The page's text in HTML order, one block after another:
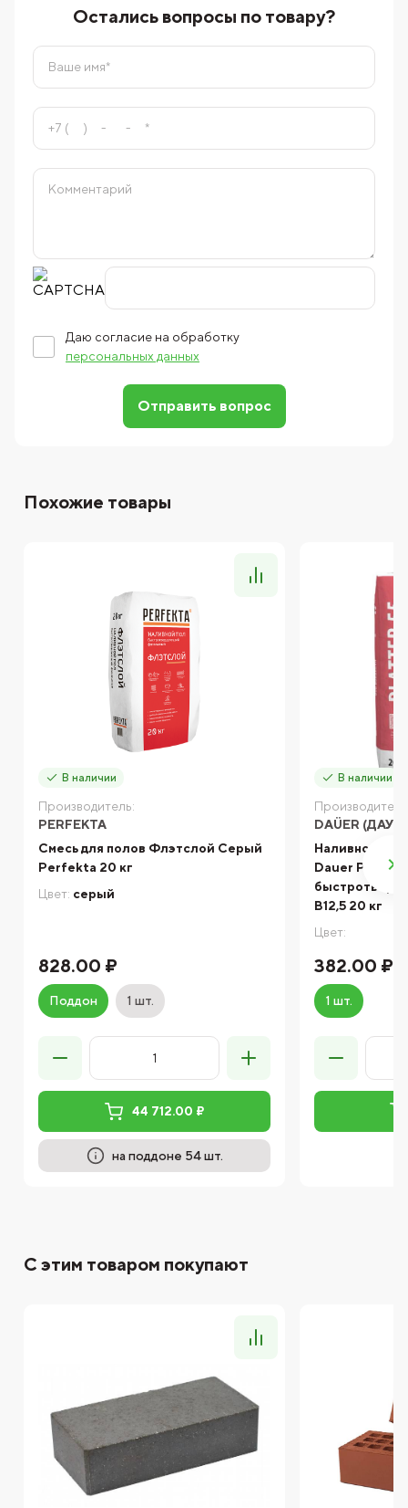
Остались вопросы по товару?
Даю согласие на обработку
персональных данных
Отправить вопрос
Похожие товары
В наличии
Производитель:
PERFEKTA
Смесь для полов Флэтслой Серый
Perfekta 20 кг
Цвет: серый
828.00 ₽
Поддон 1 шт.
44 712.00 ₽
на поддоне 54 шт.
В наличии
DAÜER
Наливной пол
Dauer
В12,5 20 кг
Цвет:
382.00 ₽
1 шт.
С этим товаром покупают